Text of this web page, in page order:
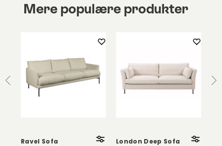
Mere populære produkter
Ravel Sofa London Deep Sofa